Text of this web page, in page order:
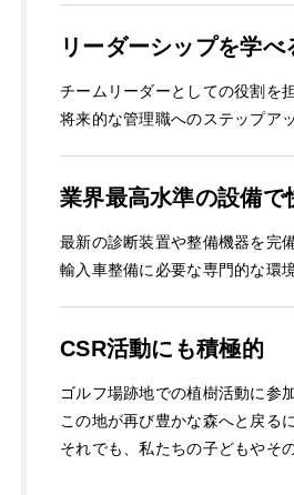
リーダーシップを学べ
チームリーダーとしての役割を
将来的な管理職へのステップア
業界最高水準の設備で
最新の診断装置や整備機器を完
輸入車整備に必要な専門的な環
CSR活動にも積極的
ゴルフ場跡地での植樹活動に参
この地が再び豊かな森へと戻る
それでも、私たちの子どもやそ